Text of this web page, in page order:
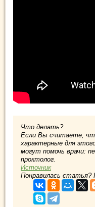
Что делать?
Если Вы считаете,
характерные для
могут помочь врачи:
проктолог.
Источник
Понравилась статья?